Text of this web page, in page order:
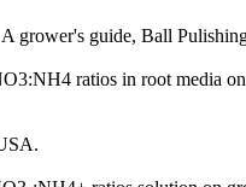
grower's guide, Ball
ratios in root media